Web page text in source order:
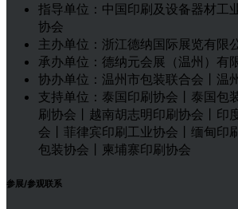
指导单位：中国印刷及设备器材工
协会
主办单位：浙江德纳国际展览有限
承办单位：德纳元会展（温州）有
协办单位：温州市包装联合会丨温
支持单位：泰国印刷协会丨泰国包
刷协会丨越南胡志明印刷协会丨印
会丨菲律宾印刷工业协会丨缅甸印
包装协会丨柬埔寨印刷协会
参展/参观联系